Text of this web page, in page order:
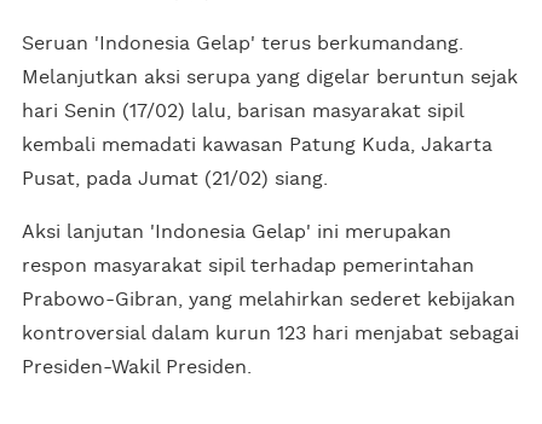
Seruan 'Indonesia Gelap' terus berkumandang.
Melanjutkan aksi serupa yang digelar beruntun sejak
hari Senin (17/02) lalu, barisan masyarakat sipil
kembali memadati kawasan Patung Kuda, Jakarta
Pusat, pada Jumat (21/02) siang.
Aksi lanjutan 'Indonesia Gelap' ini merupakan
respon masyarakat sipil terhadap pemerintahan
Prabowo-Gibran, yang melahirkan sederet kebijakan
kontroversial dalam kurun 123 hari menjabat sebagai
Presiden-Wakil Presiden.